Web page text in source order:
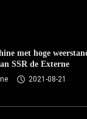
met hoge
SSR de Externe
2021-08-21